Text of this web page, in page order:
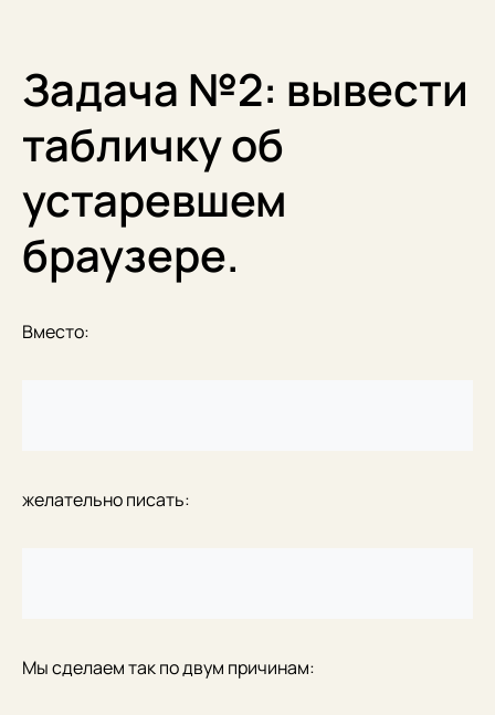
Задача №2: вывести
табличку об
устаревшем
браузере.
Вместо:
желательно писать:
Мы сделаем так по двум причинам: